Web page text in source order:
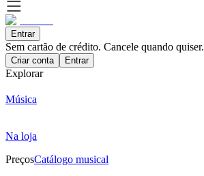
Entrar
Sem cartão de crédito. Cancele quando quiser.
Criar conta Entrar
Explorar
Música
Na loja
PreçosCatálogo musical